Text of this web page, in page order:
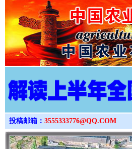
投稿邮箱： 3555333776@QQ.COM